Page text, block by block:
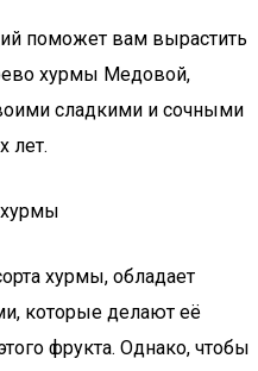
поможет вам вырастить
хурмы Медовой,
сладкими и сочными
лет.
хурмы, обладает
которые делают её
фрукта. Однако, чтобы